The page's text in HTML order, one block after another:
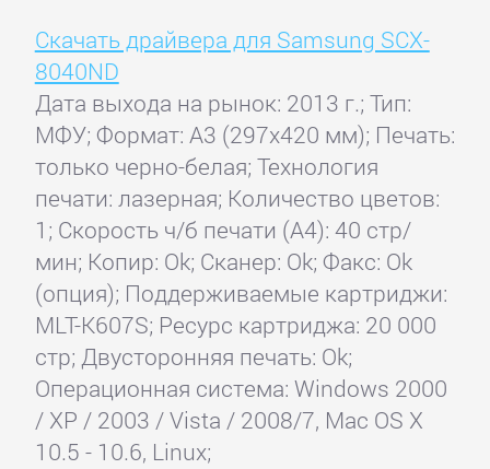
Скачать драйвера для Samsung SCX-
8040ND
Дата выхода на рынок: 2013 г.; Тип:
МФУ; Формат: A3 (297x420 мм); Печать:
только черно-белая; Технология
печати: лазерная; Количество цветов:
1; Скорость ч/б печати (А4): 40 стр/
мин; Копир: Ok; Сканер: Ok; Факс: Ok
(опция); Поддерживаемые картриджи:
MLT-K607S; Ресурс картриджа: 20 000
стр; Двусторонняя печать: Ok;
Операционная система: Windows 2000
/ XP / 2003 / Vista / 2008/7, Mac OS X
10.5 - 10.6, Linux;